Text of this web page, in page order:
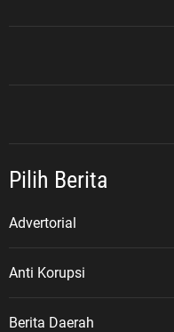
Pilih Berita
Advertorial
Anti Korupsi
Berita Daerah